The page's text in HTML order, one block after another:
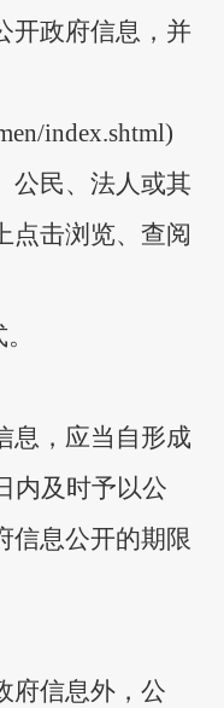
开政府信息，并
index.shtml)
公民、法人或其
点击浏览、查阅
息，应当自形成
内及时予以公
信息公开的期限
府信息外，公